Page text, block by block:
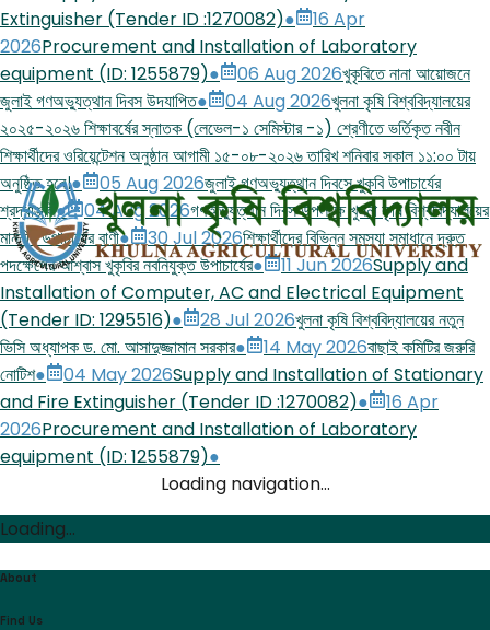
Extinguisher (Tender ID :1270082)●
16 Apr
2026Procurement and Installation of Laboratory
equipment (ID: 1255879)● 06 Aug 2026খুকৃবিতে নানা আয়োজনে
জুলাই গণঅভ্যুত্থান দিবস উদযাপিত● 04 Aug 2026খুলনা কৃষি বিশ্ববিদ্যালয়ের
২০২৫-২০২৬ শিক্ষাবর্ষের স্নাতক (লেভেল-১ সেমিস্টার -১) শ্রেণীতে ভর্তিকৃত নবীন
শিক্ষার্থীদের ওরিয়েন্টেশন অনুষ্ঠান আগামী ১৫-০৮-২০২৬ তারিখ শনিবার সকাল ১১:০০ টায়
অনুষ্ঠিত হবে।● 05 Aug 2026জুলাই গণঅভ্যুত্থান দিবসে খুকৃবি উপাচার্যের
শ্রদ্ধাঞ্জলি● 04 Aug 2026গণঅভ্যুত্থান দিবস উপলক্ষে খুলনা কৃষি বিশ্ববিদ্যালয়ের
মাননীয় উপাচার্যের বাণী● 30 Jul 2026শিক্ষার্থীদের বিভিন্ন সমস্যা সমাধানে দ্রুত
পদক্ষেপের আশ্বাস খুকৃবির নবনিযুক্ত উপাচার্যের● 11 Jun 2026Supply and
Installation of Computer, AC and Electrical Equipment
(Tender ID: 1295516)● 28 Jul 2026খুলনা কৃষি বিশ্ববিদ্যালয়ের নতুন
ভিসি অধ্যাপক ড. মো. আসাদুজ্জামান সরকার● 14 May 2026বাছাই কমিটির জরুরি
নোটিশ● 04 May 2026Supply and Installation of Stationary
and Fire Extinguisher (Tender ID :1270082)●
16 Apr
2026Procurement and Installation of Laboratory
equipment (ID: 1255879)●
Loading navigation...
Loading...
About
Find Us